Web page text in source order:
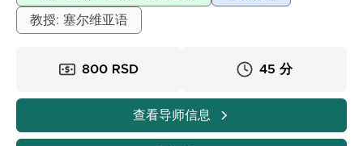
教授: 塞尔维亚语
800 RSD 45 分
查看导师信息